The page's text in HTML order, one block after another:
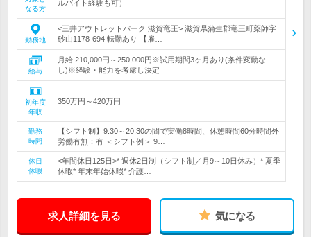
なる方
ルバイト経験も可）
勤務地
<三井アウトレットパーク 滋賀竜王> 滋賀県蒲生郡竜王町薬師字
砂山1178-694 転勤あり 【雇…
給与
月給 210,000円～250,000円※試用期間3ヶ月あり(条件変動な
し)※経験・能力を考慮し決定
初年度
年収
350万円～420万円
勤務
時間
【シフト制】9:30～20:30の間で実働8時間、休憩時間60分時間外
労働有無：有 ＜シフト例＞ 9…
休日
休暇
<年間休日125日>* 週休2日制（シフト制／月9～10日休み）* 夏季
休暇* 年末年始休暇* 介護…
求人詳細を見る 気になる